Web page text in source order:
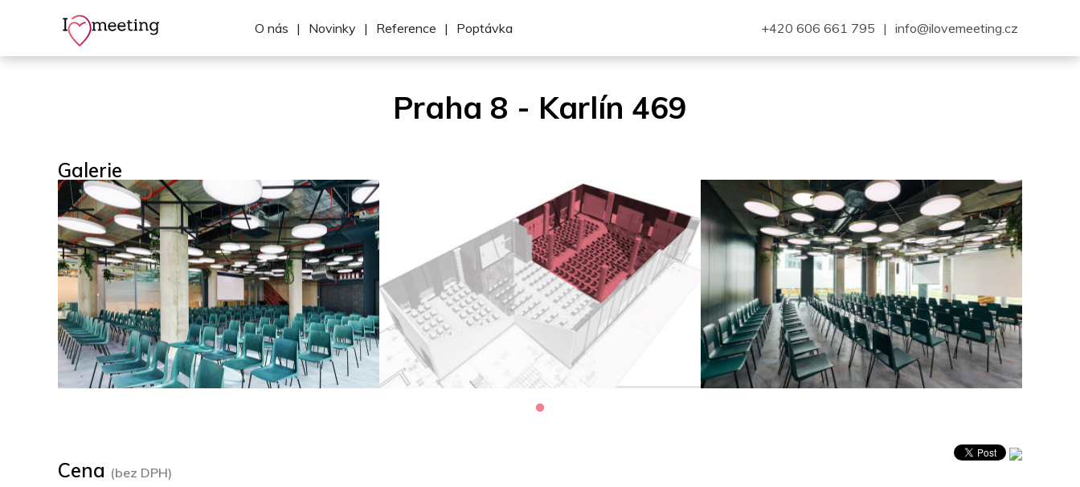
O nás | Novinky | Reference | Poptávka +420 606 661 795 | info@ilovemeeting.cz
Praha 8 - Karlín 469
Galerie
Cena (bez DPH)